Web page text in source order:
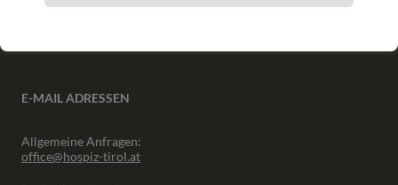
E-MAIL ADRESSEN
Allgemeine Anfragen:
office@hospiz-tirol.at